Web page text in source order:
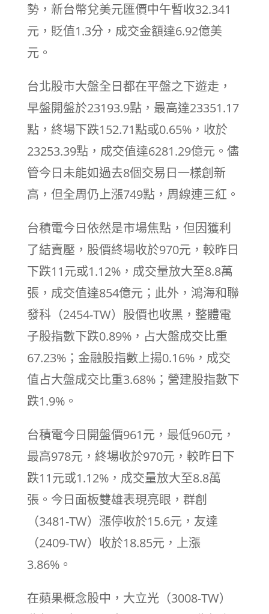
勢，新台幣兌美元匯價中午暫收32.341
元，貶值1.3分，成交金額達6.92億美
元。
台北股市大盤全日都在平盤之下遊走，
早盤開盤於23193.9點，最高達23351.17
點，終場下跌152.71點或0.65%，收於
23253.39點，成交值達6281.29億元。儘
管今日未能如過去8個交易日一樣創新
高，但全周仍上漲749點，周線連三紅。
台積電今日依然是市場焦點，但因獲利
了結賣壓，股價終場收於970元，較昨日
下跌11元或1.12%，成交量放大至8.8萬
張，成交值達854億元；此外，鴻海和聯
發科（2454-TW）股價也收黑，整體電
子股指數下跌0.89%，占大盤成交比重
67.23%；金融股指數上揚0.16%，成交
值占大盤成交比重3.68%；營建股指數下
跌1.9%。
台積電今日開盤價961元，最低960元，
最高978元，終場收於970元，較昨日下
跌11元或1.12%，成交量放大至8.8萬
張。今日面板雙雄表現亮眼，群創
（3481-TW）漲停收於15.6元，友達
（2409-TW）收於18.85元，上漲
3.86%。
在蘋果概念股中，大立光（3008-TW）